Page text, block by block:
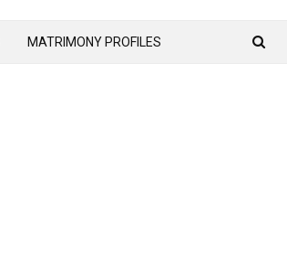
MATRIMONY PROFILES